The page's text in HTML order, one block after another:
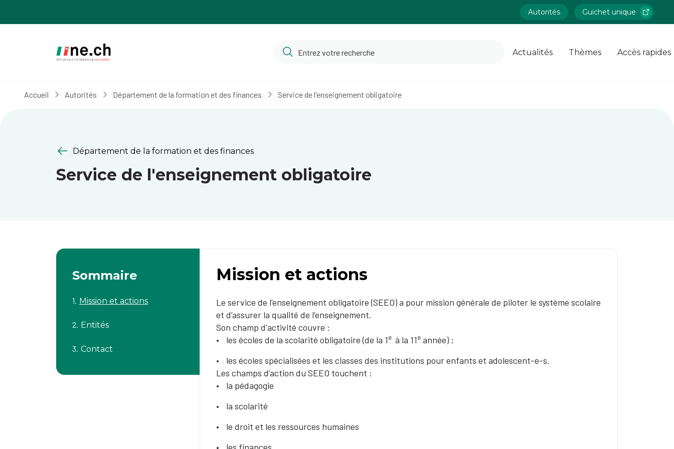
Autorités Guichet unique
Actualités Thèmes Accès rapides
Accueil Autorités Département de la formation et des finances Service de l'enseignement obligatoire
Département de la formation et des finances
Service de l'enseignement obligatoire
Sommaire
Mission et actions
Entités
Contact
Mission et actions
Le service de l'enseignement obligatoire (SEEO) a pour mission générale de piloter le système scolaire
et d’assurer la qualité de l’enseignement.
Son champ d'activité couvre :
les écoles de la scolarité obligatoire (de la 1e à la 11e année) ;
les écoles spécialisées et les classes des institutions pour enfants et adolescent-e-s.
Les champs d’action du SEEO touchent :
la pédagogie
la scolarité
le droit et les ressources humaines